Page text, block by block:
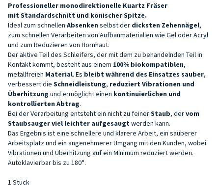
Professioneller monodirektionelle Kuartz Fräser
mit Standardschnitt und konischer Spitze.
Ideal zum schnellen Absenken selbst der dicksten Zehennägel,
zum schnellen Verarbeiten von Aufbaumaterialien wie Gel oder Acryl
und zum Reduzieren von Hornhaut.
Der aktive Teil des Schleifers, der mit dem zu behandelnden Teil in
Kontakt kommt, besteht aus einem 100% biokompatiblen,
metallfreien Material. Es bleibt während des Einsatzes sauber,
verbessert die Schneidleistung, reduziert Vibrationen und
Überhitzung und ermöglicht einen kontinuierlichen und
kontrollierten Abtrag.
Bei der Verarbeitung entsteht ein nicht zu feinerStaub, dervom
Staubsauger viel leichter aufgesaugt werden kann.
Das Ergebnis ist eine schnellere und klarere Arbeit, ein sauberer
Arbeitsplatz und ein angenehmerer Umgang mit den Kunden, wobei
Vibrationen und Überhitzung auf ein Minimum reduziert werden.
Autoklavierbar bis zu 180°.
1 Stück